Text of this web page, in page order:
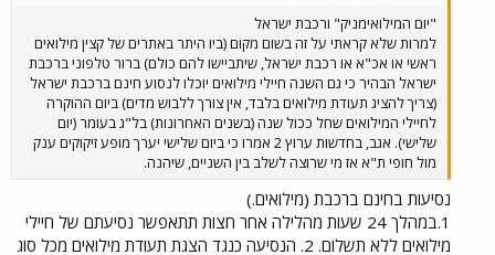
"יום המילואימניק" ורכבת ישראל
למרות שלא קראתי על זה בשום מקום (ביו היתר באתרים של קצין מילואים
ראשי או אכ"א או רכבת ישראל, שיתביישו להם כולם) ברור טלפוני ברכבת
ישראל הבהיר כי גם השנה חיילי מילואים יוכלו לנסוע חינם ברכבת ישראל
(צריך להציג תעודת מילואים בלבד, אין צורך ללבוש מדים) ביום ההוקרה
לחיילי המילואים שחל ככול שנה (בשנים האחרונות) בל"ג בעומר (יום
שלישי). אגב, בחדשות ערוץ 2 אמרו כי ביום שלישי יערך מופע זיקוקים ענק
מול חופי ת"א אז מי שרוצה לשלב בין השניים, שיהנה.
נסיעות בחינם ברכבת (מילואים.)
1.במהלך 24 שעות מהלילה אחר חצות תתאפשר נסיעתם של חיילי
מילואים ללא תשלום. 2. הנסיעה כנגד הצגת תעודת מילואים מכל סוג